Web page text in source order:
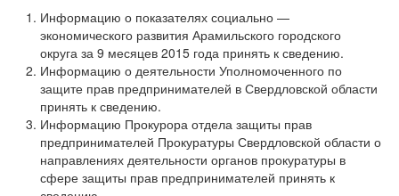
Информацию о показателях социально —
экономического развития Арамильского городского
округа за 9 месяцев 2015 года принять к сведению.
Информацию о деятельности Уполномоченного по
защите прав предпринимателей в Свердловской области
принять к сведению.
Информацию Прокурора отдела защиты прав
предпринимателей Прокуратуры Свердловской области о
направлениях деятельности органов прокуратуры в
сфере защиты прав предпринимателей принять к